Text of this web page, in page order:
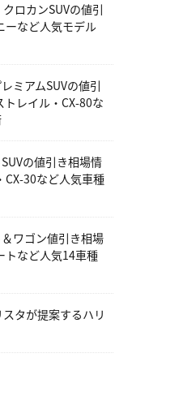
ロカンSUVの値引
ーなど人気モデル
ミアムSUVの値引
レイル・CX-80な
の値引き相場情
CX-30など人気車種
ワゴン値引き相場
トなど人気14車種
タが提案するハリ